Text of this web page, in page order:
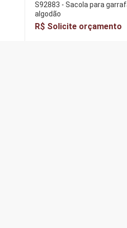
S92883 - Sacola para
algodão
R$ Solicite orçamento